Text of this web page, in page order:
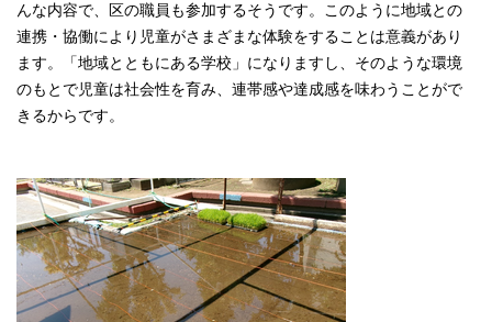
んな内容で、区の職員も参加するそうです。このように地域との
連携・協働により児童がさまざまな体験をすることは意義があり
ます。「地域とともにある学校」になりますし、そのような環境
のもとで児童は社会性を育み、連帯感や達成感を味わうことがで
きるからです。